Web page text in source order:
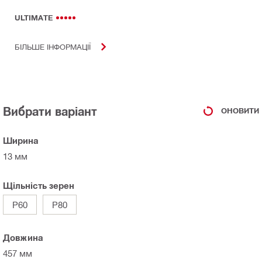
ULTIMATE
БІЛЬШЕ ІНФОРМАЦІЇ
Вибрати варіант ОНОВИТИ
Ширина
13 мм
Щільність зерен
P60
P80
Довжина
457 мм